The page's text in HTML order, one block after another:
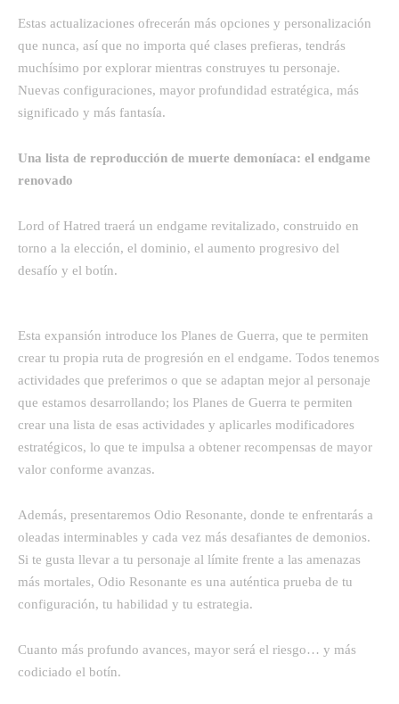
Estas actualizaciones ofrecerán más opciones y personalización
que nunca, así que no importa qué clases prefieras, tendrás
muchísimo por explorar mientras construyes tu personaje.
Nuevas configuraciones, mayor profundidad estratégica, más
significado y más fantasía.
Una lista de reproducción de muerte demoníaca: el endgame
renovado
Lord of Hatred traerá un endgame revitalizado, construido en
torno a la elección, el dominio, el aumento progresivo del
desafío y el botín.
Esta expansión introduce los Planes de Guerra, que te permiten
crear tu propia ruta de progresión en el endgame. Todos tenemos
actividades que preferimos o que se adaptan mejor al personaje
que estamos desarrollando; los Planes de Guerra te permiten
crear una lista de esas actividades y aplicarles modificadores
estratégicos, lo que te impulsa a obtener recompensas de mayor
valor conforme avanzas.
Además, presentaremos Odio Resonante, donde te enfrentarás a
oleadas interminables y cada vez más desafiantes de demonios.
Si te gusta llevar a tu personaje al límite frente a las amenazas
más mortales, Odio Resonante es una auténtica prueba de tu
configuración, tu habilidad y tu estrategia.
Cuanto más profundo avances, mayor será el riesgo… y más
codiciado el botín.